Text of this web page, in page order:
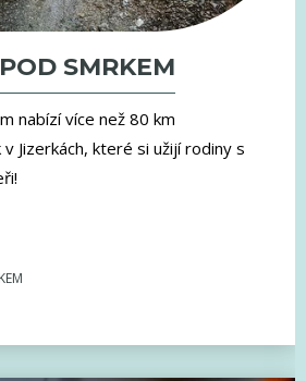
SMRKEM
nabízí více než 80 km
Jizerkách, které si užijí rodiny s